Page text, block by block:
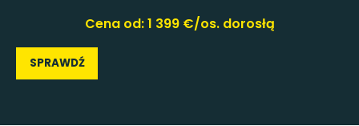
Cena od: 1 399 €/os. dorosłą
SPRAWDŹ